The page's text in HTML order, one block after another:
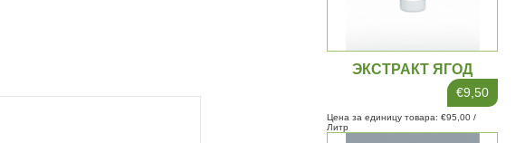
ЭКСТРАКТ ЯГОД
МОЖЖЕВЕЛЬНИКА
€9,50
Цена за единицу товара: €95,00 /
Литр